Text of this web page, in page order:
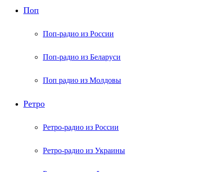
Поп
Поп-радио из России
Поп-радио из Беларуси
Поп радио из Молдовы
Ретро
Ретро-радио из России
Ретро-радио из Украины